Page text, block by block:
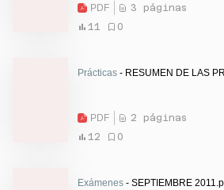
PDF
3 páginas
11
0
Prácticas - RESUMEN DE LAS
PDF
2 páginas
12
0
Exámenes - SEPTIEMBRE